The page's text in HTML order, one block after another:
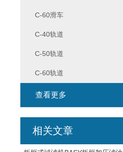
C-60滑车
C-40轨道
C-50轨道
C-60轨道
查看更多
相关文章